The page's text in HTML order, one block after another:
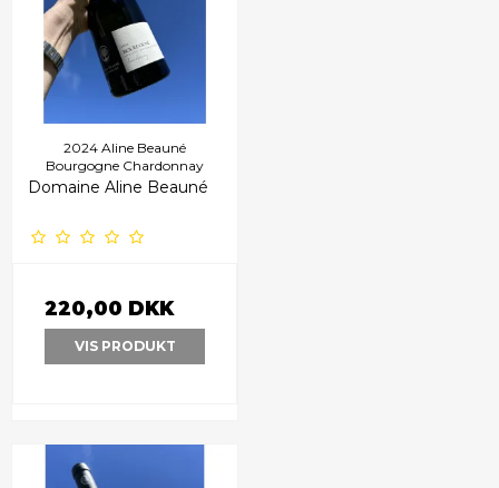
2024 Aline Beauné
Bourgogne Chardonnay
Domaine Aline Beauné
220,00 DKK
VIS PRODUKT